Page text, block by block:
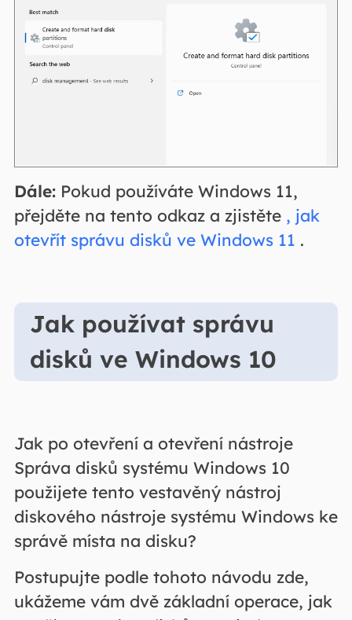
Dále:Pokud používáte Windows 11,
přejděte na tento odkaz a zjistěte , jak
otevřít správu disků ve Windows 11 .
Jak používat správu
disků ve Windows 10
Jak po otevření a otevření nástroje
Správa disků systému Windows 10
použijete tento vestavěný nástroj
diskového nástroje systému Windows ke
správě místa na disku?
Postupujte podle tohoto návodu zde,
ukážeme vám dvě základní operace, jak